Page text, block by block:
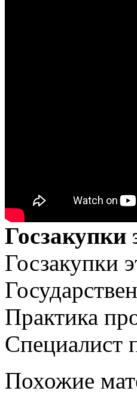
Госзакупки
Госзакупки
Практика
Специалист
Похожие